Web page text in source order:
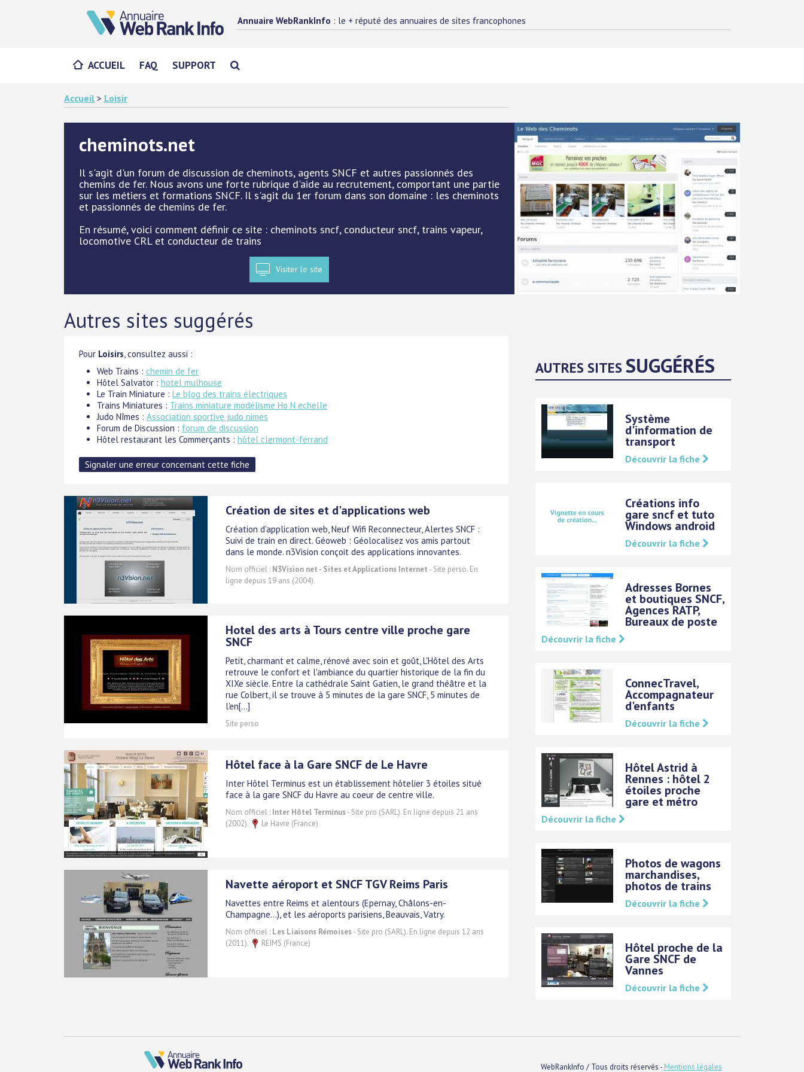
Annuaire WebRankInfo : le + réputé des annuaires de sites francophones
ACCUEIL FAQ SUPPORT
Accueil > Loisir
cheminots.net
Il s'agit d'un forum de discussion de cheminots, agents SNCF et autres passionnés des
chemins de fer. Nous avons une forte rubrique d'aide au recrutement, comportant une partie
sur les métiers et formations SNCF. Il s'agit du 1er forum dans son domaine : les cheminots
et passionnés de chemins de fer.
En résumé, voici comment définir ce site : cheminots sncf, conducteur sncf, trains vapeur,
locomotive CRL et conducteur de trains
Visiter le site
Autres sites suggérés
Pour Loisirs , consultez aussi :
Web Trains : chemin de fer
Hôtel Salvator : hotel mulhouse
Le Train Miniature : Le blog des trains électriques
Trains Miniatures : Trains miniature modélisme Ho N echelle
Judo Nîmes : Association sportive judo nimes
Forum de Discussion : forum de discussion
Hôtel restaurant les Commerçants : hôtel clermont-ferrand
Création de sites et d'applications web
Création d'application web, Neuf Wifi Reconnecteur, Alertes SNCF :
Suivi de train en direct. Géoweb : Géolocalisez vos amis partout
dans le monde. n3Vision conçoit des applications innovantes.
Nom officiel : N3Vision net - Sites et Applications Internet - Site perso. En
ligne depuis 19 ans (2004).
Hotel des arts à Tours centre ville proche gare
SNCF
Petit, charmant et calme, rénové avec soin et goût, L'Hôtel des Arts
retrouve le confort et l'ambiance du quartier historique de la fin du
XIXe siècle. Entre la cathédrale Saint Gatien, le grand théâtre et la
rue Colbert, il se trouve à 5 minutes de la gare SNCF, 5 minutes de
l'en[...]
Site perso
Hôtel face à la Gare SNCF de Le Havre
Inter Hôtel Terminus est un établissement hôtelier 3 étoiles situé
face à la gare SNCF du Havre au coeur de centre ville.
Nom officiel : Inter Hôtel Terminus- Site pro (SARL). En ligne depuis 21 ans
(2002).
Le Havre (France)
Navette aéroport et SNCF TGV Reims Paris
Navettes entre Reims et alentours (Epernay, Châlons-en-
Champagne...), et les aéroports parisiens, Beauvais, Vatry.
Nom officiel : Les Liaisons Rémoises- Site pro (SARL). En ligne depuis 12 ans
(2011).
REIMS (France)
AUTRES SITESSUGGÉRÉS
Système
d'information de
transport
Découvrir la fiche
Créations info
gare sncf et tuto
Windows android
Découvrir la fiche
Adresses Bornes
et boutiques SNCF,
Agences RATP,
Bureaux de poste
Découvrir la fiche
ConnecTravel,
Accompagnateur
d'enfants
Découvrir la fiche
Hôtel Astrid à
Rennes : hôtel 2
étoiles proche
gare et métro
Découvrir la fiche
Photos de wagons
marchandises,
photos de trains
Découvrir la fiche
Hôtel proche de la
Gare SNCF de
Vannes
Découvrir la fiche
WebRankInfo / Tous droits réservés - Mentions légales